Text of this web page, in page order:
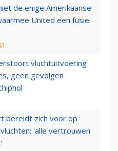
de enige Amerikaanse
United een fusie
vluchtuitvoering
geen gevolgen
bereidt zich voor op
'alle vertrouwen